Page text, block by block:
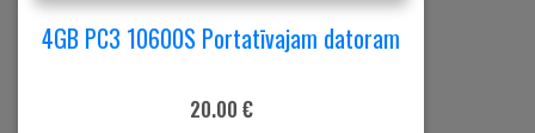
4GB PC3 10600S Portatīvajam datoram
20.00 €